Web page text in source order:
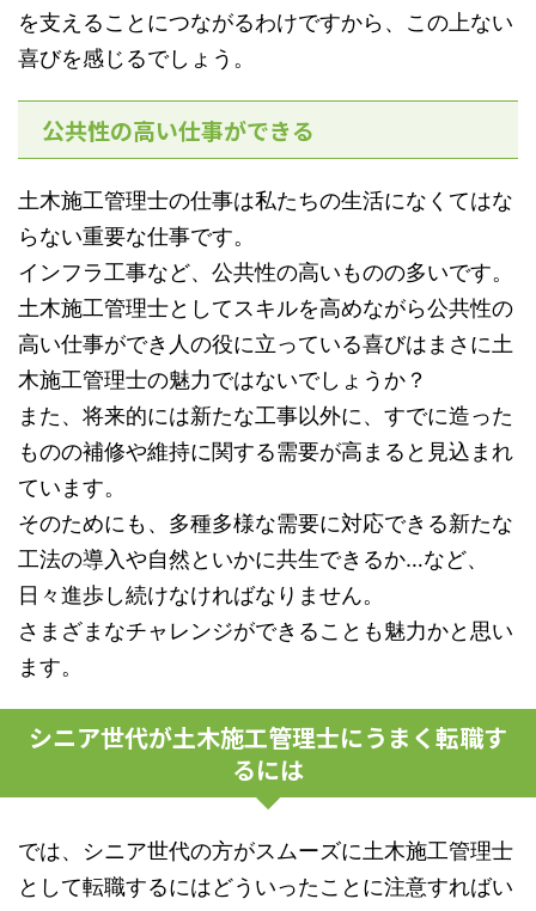
を支えることにつながるわけですから、この上ない
喜びを感じるでしょう。
公共性の高い仕事ができる
土木施工管理士の仕事は私たちの生活になくてはな
らない重要な仕事です。
インフラ工事など、公共性の高いものの多いです。
土木施工管理士としてスキルを高めながら公共性の
高い仕事ができ人の役に立っている喜びはまさに土
木施工管理士の魅力ではないでしょうか？
また、将来的には新たな工事以外に、すでに造った
ものの補修や維持に関する需要が高まると見込まれ
ています。
そのためにも、多種多様な需要に対応できる新たな
工法の導入や自然といかに共生できるか…など、
日々進歩し続けなければなりません。
さまざまなチャレンジができることも魅力かと思い
ます。
シニア世代が土木施工管理士にうまく転職す
るには
では、シニア世代の方がスムーズに土木施工管理士
として転職するにはどういったことに注意すればい